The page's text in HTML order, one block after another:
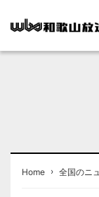
Home › 全国のニ